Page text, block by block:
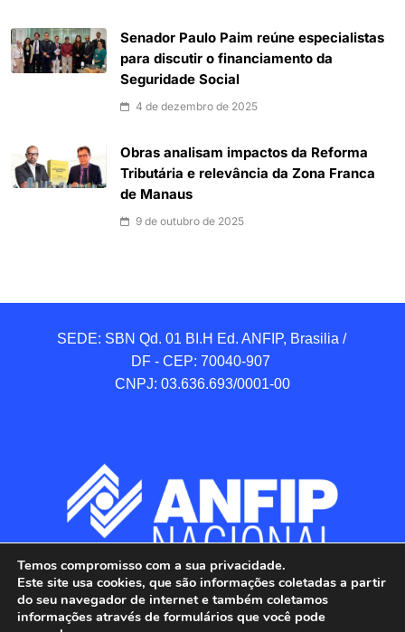
Senador Paulo Paim reúne especialistas
para discutir o financiamento da
Seguridade Social
4 de dezembro de 2025
Obras analisam impactos da Reforma
Tributária e relevância da Zona Franca
de Manaus
9 de outubro de 2025
SEDE: SBN Qd. 01 BI.H Ed. ANFIP, Brasilia /
DF - CEP: 70040-907
CNPJ: 03.636.693/0001-00
Temos compromisso com a sua privacidade.
Este site usa cookies, que são informações coletadas a partir
do seu navegador de internet e também coletamos
informações através de formulários que você pode